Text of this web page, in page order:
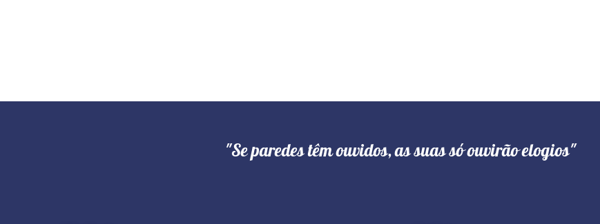
"Se paredes têm ouvidos, as suas só ouvirão elogios"